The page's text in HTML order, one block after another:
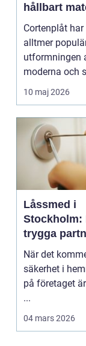
hållbart
för din
Cortenplåt
alltmer
utformningen
moderna och
trädg&...
10 maj 2026
Låssmed i
Stockholm:
trygga
huvudstaden
När det
säkerhet i
på företaget
...
04 mars 2026